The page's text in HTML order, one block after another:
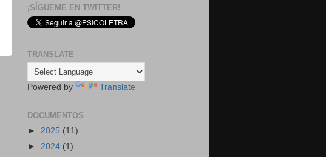
¡SÍGUEME EN TWITTER!
TRANSLATE
Powered by Translate
DOCUMENTOS
► 2025 (11)
► 2024 (1)